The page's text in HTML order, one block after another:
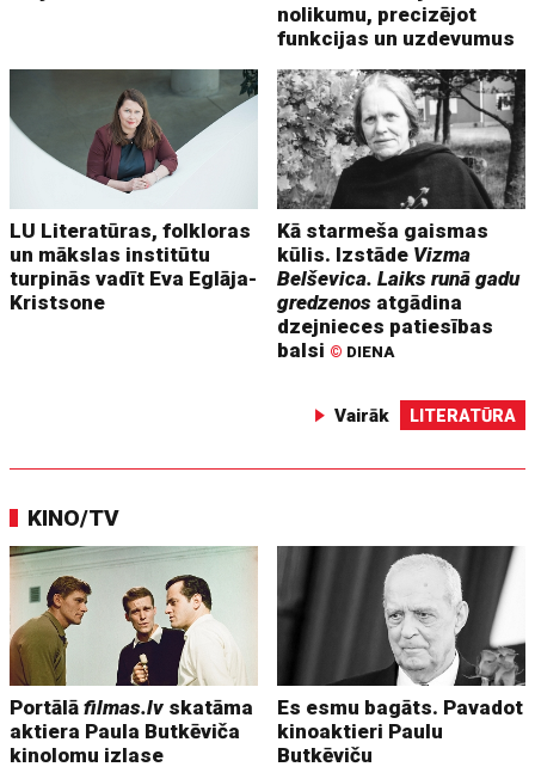
nolikumu, precizējot
funkcijas un uzdevumus
LU Literatūras, folkloras
un mākslas institūtu
turpinās vadīt Eva Eglāja-
Kristsone
Kā starmeša gaismas
kūlis. Izstāde Vizma
Belševica. Laiks runā gadu
gredzenos atgādina
dzejnieces patiesības
balsi © DIENA
Vairāk LITERATŪRA
KINO/TV
Portālāfilmas.lv skatāma
aktiera Paula Butkēviča
kinolomu izlase
Es esmu bagāts. Pavadot
kinoaktieri Paulu
Butkēviču